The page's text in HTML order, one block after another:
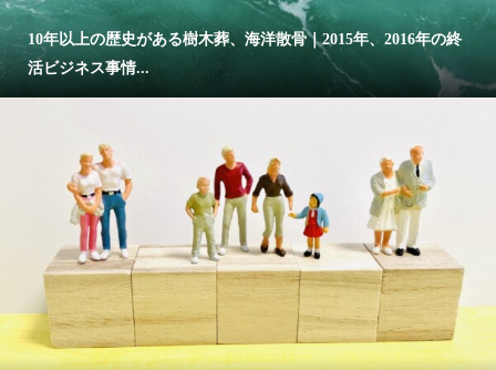
10年以上の歴史がある樹木葬、海洋散骨｜2015年、2016年の終
活ビジネス事情...